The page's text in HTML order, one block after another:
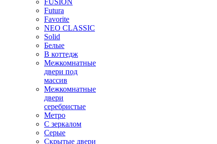
FUSION
Futura
Favorite
NEO CLASSIC
Solid
Белые
В коттедж
Межкомнатные
двери под
массив
Межкомнатные
двери
серебристые
Метро
С зеркалом
Серые
Скрытые двери